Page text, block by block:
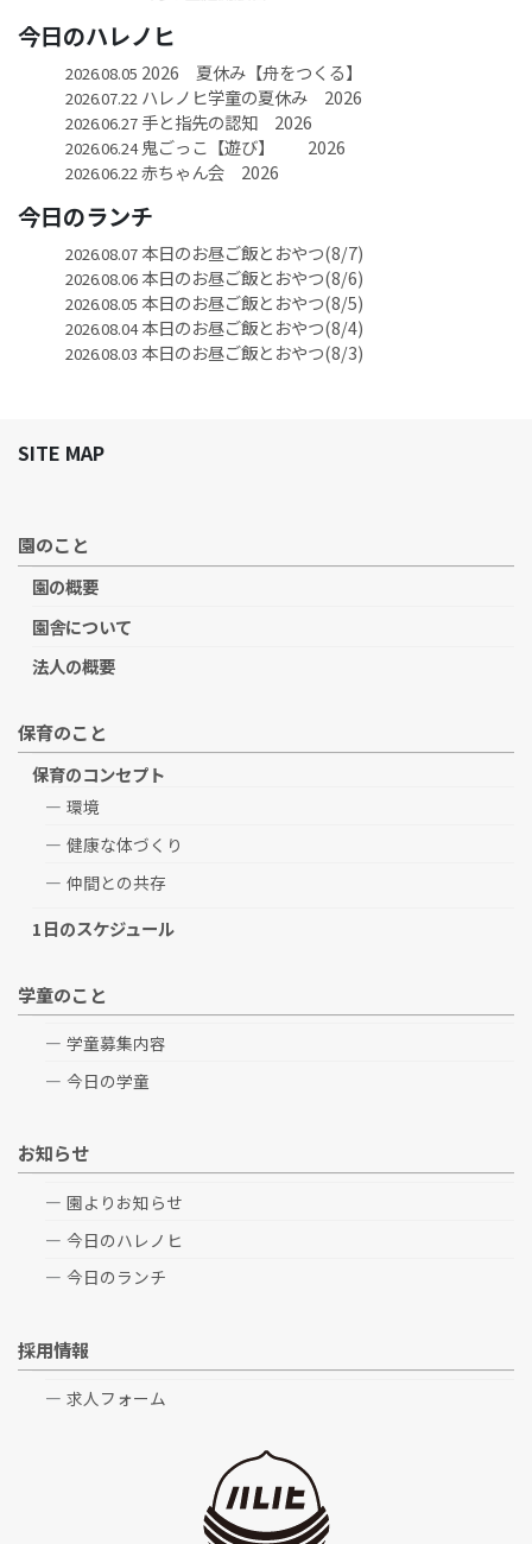
今日のハレノヒ
2026.08.05 2026 夏休み【舟をつくる】
2026.07.22ハレノヒ学童の夏休み 2026
2026.06.27手と指先の認知 2026
2026.06.24鬼ごっこ【遊び】 2026
2026.06.22赤ちゃん会 2026
今日のランチ
2026.08.07本日のお昼ご飯とおやつ(8/7)
2026.08.06本日のお昼ご飯とおやつ(8/6)
2026.08.05 本日のお昼ご飯とおやつ(8/5)
2026.08.04本日のお昼ご飯とおやつ(8/4)
2026.08.03 本日のお昼ご飯とおやつ(8/3)
SITE MAP
園のこと
園の概要
園舎について
法人の概要
保育のこと
保育のコンセプト
環境
健康な体づくり
仲間との共存
1日のスケジュール
学童のこと
学童募集内容
今日の学童
お知らせ
園よりお知らせ
今日のハレノヒ
今日のランチ
採用情報
求人フォーム